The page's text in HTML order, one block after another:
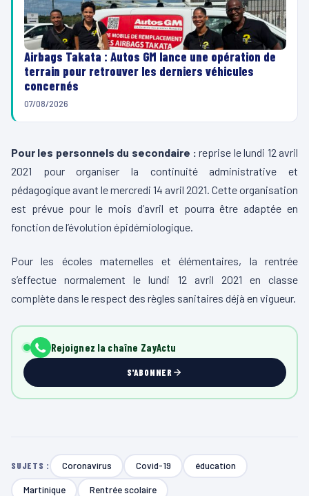
Airbags Takata : Autos GM lance une opération de
terrain pour retrouver les derniers véhicules
concernés
07/08/2026
Pour les personnels du secondaire : reprise le lundi 12 avril
2021 pour organiser la continuité administrative et
pédagogique avant le mercredi 14 avril 2021. Cette organisation
est prévue pour le mois d’avril et pourra être adaptée en
fonction de l’évolution épidémiologique.
Pour les écoles maternelles et élémentaires, la rentrée
s’effectue normalement le lundi 12 avril 2021 en classe
complète dans le respect des règles sanitaires déjà en vigueur.
Rejoignez la chaîne ZayActu
S'ABONNER
SUJETS : Coronavirus Covid-19 éducation
Martinique Rentrée scolaire